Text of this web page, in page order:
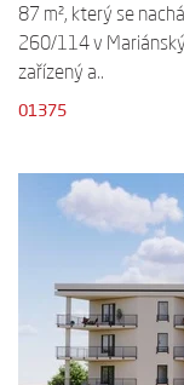
87 m², který se
260/114 v
zařízený a..
01375